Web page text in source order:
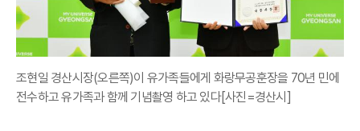
조현일 경산시장(오른쪽)이 유가족들에게 화랑무공훈장을 70년 민에
전수하고 유가족과 함께 기념촬영 하고 있다[사진=경산시]